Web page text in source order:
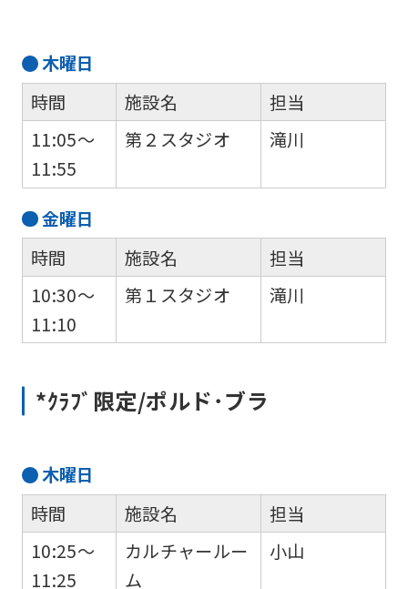
木曜日
時間
11:05～
11:55
施設名
第２スタジオ
担当
滝川
金曜日
時間
10:30～
11:10
施設名
第１スタジオ
担当
滝川
*ｸﾗﾌﾞ限定/ポルド･ブラ
木曜日
時間
10:25～
11:25
施設名
カルチャールー
ム
担当
小山
Japanese
version
of
will
translated
may
an
accurate
translation.